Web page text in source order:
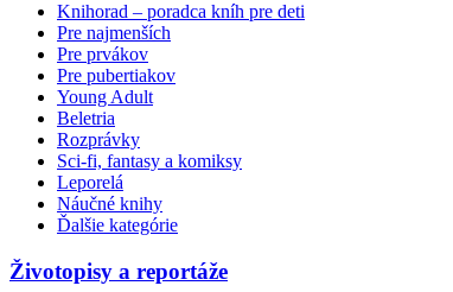
Knihorad – poradca kníh pre deti
Pre najmenších
Pre prvákov
Pre pubertiakov
Young Adult
Beletria
Rozprávky
Sci-fi, fantasy a komiksy
Leporelá
Náučné knihy
Ďalšie kategórie
Životopisy a reportáže